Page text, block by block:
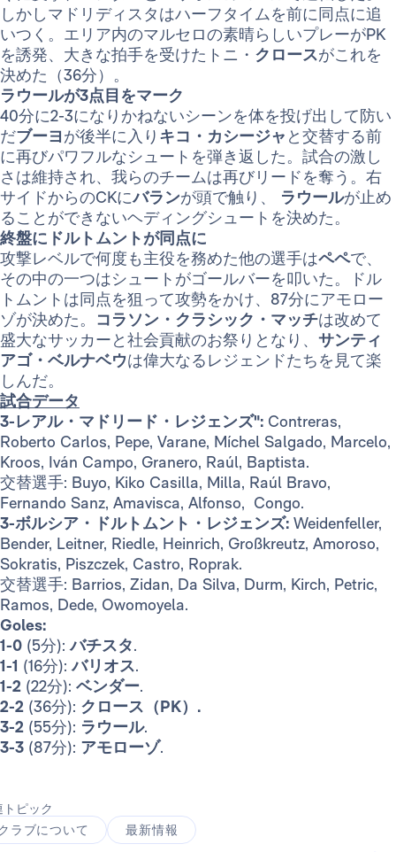
しかしマドリディスタはハーフタイムを前に同点に追
いつく。エリア内のマルセロの素晴らしいプレーがPK
を誘発、大きな拍手を受けたトニ・ クロースがこれを
決めた（36分）。
ラウールが3点目をマーク
40分に2-3になりかねないシーンを体を投げ出して防い
だブーヨが後半に入り キコ・カシージャ と交替する前
に再びパワフルなシュートを弾き返した。試合の激し
さは維持され、我らのチームは再びリードを奪う。右
サイドからのCKにバランが頭で触り、 ラウールが止め
ることができないヘディングシュートを決めた。
終盤にドルトムントが同点に
攻撃レベルで何度も主役を務めた他の選手はペペで、
その中の一つはシュートがゴールバーを叩いた。ドル
トムントは同点を狙って攻勢をかけ、87分にアモロー
ゾが決めた。 コラソン・クラシック・マッチは改めて
盛大なサッカーと社会貢献のお祭りとなり、 サンティ
アゴ・ベルナベウは偉大なるレジェンドたちを見て楽
しんだ。
試合データ
3-レアル・マドリード・レジェンズ": Contreras,
Roberto Carlos, Pepe, Varane, Míchel Salgado, Marcelo,
Kroos, Iván Campo, Granero, Raúl, Baptista.
交替選手: Buyo, Kiko Casilla, Milla, Raúl Bravo,
Fernando Sanz, Amavisca, Alfonso, Congo.
3-ボルシア・ドルトムント・レジェンズ: Weidenfeller,
Bender, Leitner, Riedle, Heinrich, Großkreutz, Amoroso,
Sokratis, Piszczek, Castro, Roprak.
交替選手: Barrios, Zidan, Da Silva, Durm, Kirch, Petric,
Ramos, Dede, Owomoyela.
Goles:
1-0 (5分):バチスタ.
1-1 (16分):バリオス.
1-2 (22分): ベンダー.
2-2 (36分): クロース（PK）.
3-2 (55分): ラウール.
3-3 (87分): アモローゾ.
トピック
ラブについて
最新情報